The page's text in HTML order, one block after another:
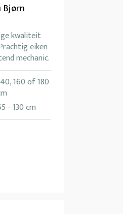
kwaliteit
eiken
mechanic.
160 of 180
- 130 cm